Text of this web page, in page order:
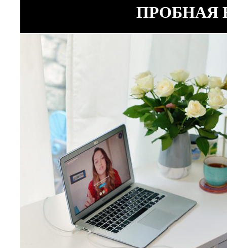
ПРОБНАЯ